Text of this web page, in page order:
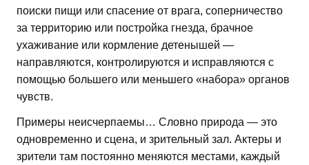
поиски пищи или спасение от врага, соперничество
за территорию или постройка гнезда, брачное
ухаживание или кормление детенышей —
направляются, контролируются и исправляются с
помощью большего или меньшего «набора» органов
чувств.
Примеры неисчерпаемы… Словно природа — это
одновременно и сцена, и зрительный зал. Актеры и
зрители там постоянно меняются местами, каждый